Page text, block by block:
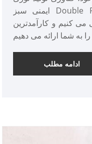
ایمنی سبز Double Plastic® بسیار بالغ است. ما از
کنیم و کارآمدترین
ادامه مطلب